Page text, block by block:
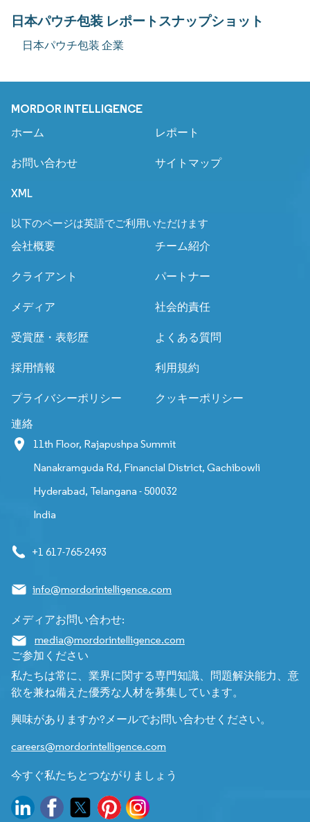
日本パウチ包装 レポートスナップショット
日本パウチ包装 企業
MORDOR INTELLIGENCE
ホーム レポート
お問い合わせ サイトマップ
XML
以下のページは英語でご利用いただけます
会社概要
チーム紹介
クライアント パートナー
メディア 社会的責任
受賞歴・表彰歴 よくある質問
採用情報 利用規約
プライバシーポリシー クッキーポリシー
連絡
11th Floor, Rajapushpa Summit
Nanakramguda Rd, Financial District, Gachibowli
Hyderabad, Telangana - 500032
India
+1 617-765-2493
info@mordorintelligence.com
メディアお問い合わせ:
media@mordorintelligence.com
ご参加ください
私たちは常に、業界に関する専門知識、問題解決能力、意
欲を兼ね備えた優秀な人材を募集しています。
興味がありますか?メールでお問い合わせください。
careers@mordorintelligence.com
今すぐ私たちとつながりましょう